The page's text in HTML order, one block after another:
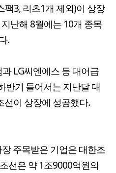
팩3, 리츠1개 제외)이 상장
난해 8월에는 10개 종목
.
LG씨엔에스 등 대어급
반기 들어서는 지난달 대
이 상장에 성공했다.
주목받은 기업은 대한조
선은 약 1조9000억원의